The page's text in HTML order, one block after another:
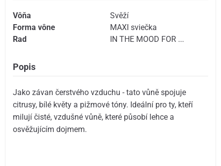
Vôňa
Svěží
Forma vône
MAXI sviečka
Rad
IN THE MOOD FOR ...
Popis
Jako závan čerstvého vzduchu - tato vůně spojuje
citrusy, bílé květy a pižmové tóny. Ideální pro ty, kteří
milují čisté, vzdušné vůně, které působí lehce a
osvěžujícím dojmem.